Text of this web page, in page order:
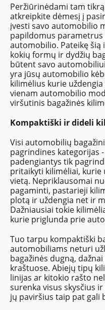
Peržiūrinėdami tam
atkreipkite dėmesį į
įvesti savo automobilio
papildomus
automobilio. Pateikę
kokių formų ir dydžių
būtent savo
yra jūsų automobilio
kilimėlius kurie
vienam automobilio
viršutinis bagažinės
Kompaktiški ir dideli
Visi automobilių
pagrindines kategorijas
padengiantys tik
pritaikyti kilimėliai, kurie
vietą. Nepriklausomai
pagaminti, pastarieji
plotą ir uždengia net ir
Dažniausiai tokie
kurie priglunda prie
Tuo tarpu kompaktiški
automobiliams neturi
bagažinės dugną,
kraštuose. Abiejų tipų
linijas ar kitokio rašto
surenka visus skysčius
jų paviršius taip pat gali